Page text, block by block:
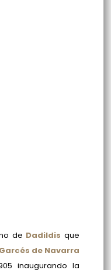
de Dadildis que
de Navarra
inaugurando la